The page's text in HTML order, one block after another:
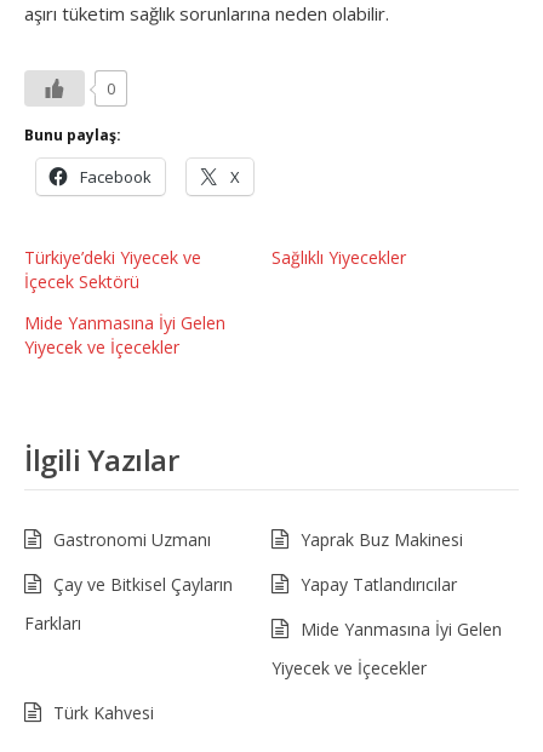
aşırı tüketim sağlık sorunlarına neden olabilir.
0
Bunu paylaş:
Facebook X
Türkiye’deki Yiyecek ve
İçecek Sektörü
Sağlıklı Yiyecekler
Mide Yanmasına İyi Gelen
Yiyecek ve İçecekler
İlgili Yazılar
Gastronomi Uzmanı
Yaprak Buz Makinesi
Çay ve Bitkisel Çayların
Farkları
Yapay Tatlandırıcılar
Mide Yanmasına İyi Gelen
Yiyecek ve İçecekler
Türk Kahvesi